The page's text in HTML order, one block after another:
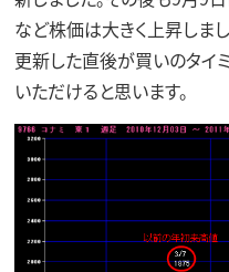
など株価は大きく上昇しま
更新した直後が買いのタイ
いただけると思います。